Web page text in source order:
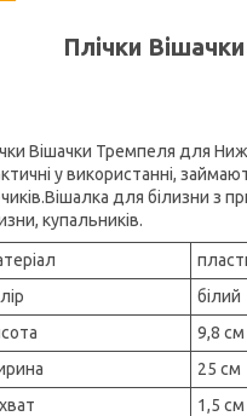
Плічки
Вішачки Тремпеля для
у використанні,
для білизни з
купальників.
білий
9,8 см
25 см
1,5 см